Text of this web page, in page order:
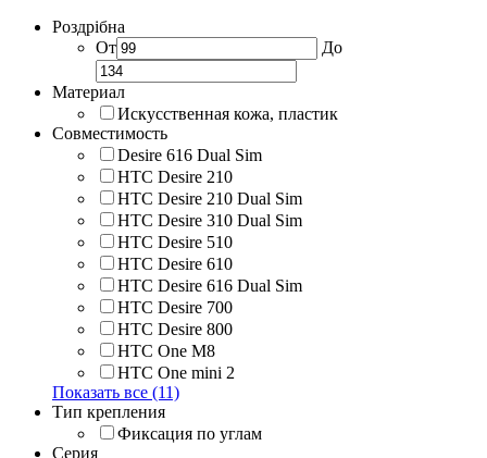
Роздрібна
От
До
Материал
Искусственная кожа, пластик
Совместимость
Desire 616 Dual Sim
HTC Desire 210
HTC Desire 210 Dual Sim
HTC Desire 310 Dual Sim
HTC Desire 510
HTC Desire 610
HTC Desire 616 Dual Sim
HTC Desire 700
HTC Desire 800
HTC One M8
HTC One mini 2
Показать все (11)
Тип крепления
Фиксация по углам
Серия